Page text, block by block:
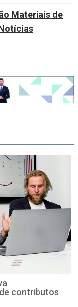
Materiais de
contributos